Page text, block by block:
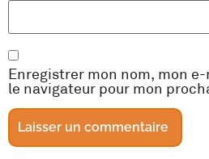
Enregistrer mon nom, mon
le navigateur pour mon